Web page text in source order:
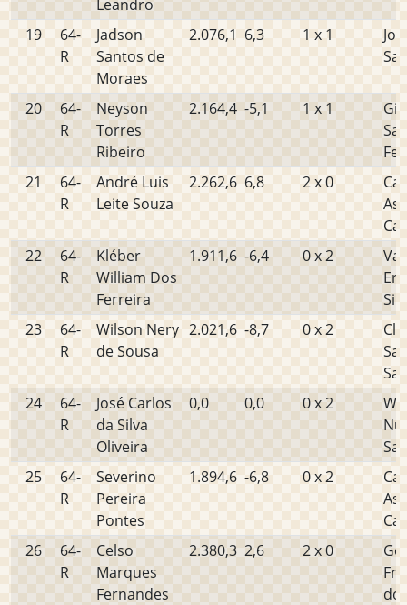
Leandro
19
64-
R
Jadson
Santos de
Moraes
2.076,1 6,3 1 x 1
20
64-
R
Neyson
Torres
Ribeiro
2.164,4 -5,1 1 x 1
21
64-
R
André Luis
Leite Souza
2.262,6 6,8 2 x 0
22
64-
R
Kléber
William Dos
Ferreira
1.911,6 -6,4 0 x 2
23
64-
R
Wilson Nery
de Sousa
2.021,6 -8,7 0 x 2
24
64-
R
José Carlos
da Silva
Oliveira
0,0 0,0 0 x 2
25
64-
R
Severino
Pereira
Pontes
1.894,6 -6,8 0 x 2
26
64-
R
Celso
Marques
Fernandes
2.380,3 2,6 2 x 0